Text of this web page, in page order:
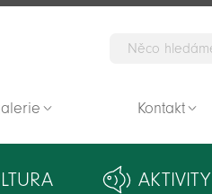
Kontakt
AKTIVITY